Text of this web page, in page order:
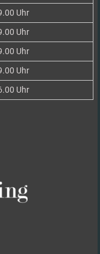
Uhr
Uhr
Uhr
Uhr
Uhr